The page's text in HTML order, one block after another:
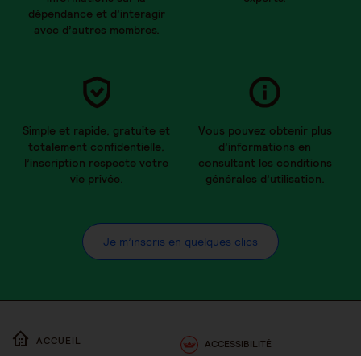
dépendance et d’interagir
avec d’autres membres.
Simple et rapide, gratuite et
totalement confidentielle,
l’inscription respecte votre
vie privée.
Vous pouvez obtenir plus
d’informations en
consultant les conditions
générales d’utilisation.
Je m’inscris en quelques clics
ACCUEIL ACCESSIBILITÉ